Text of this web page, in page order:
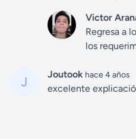
Victor
Regresa a
los
Joutook hace 4 años
excelente